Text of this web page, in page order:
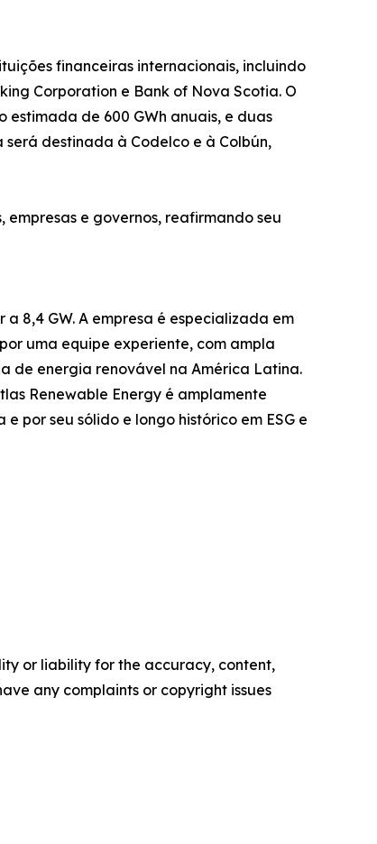
financeiras internacionais, incluindo
Corporation e Bank of Nova Scotia. O
de 600 GWh anuais, e duas
destinada à Codelco e à Colbún,
e governos, reafirmando seu
8,4 GW. A empresa é especializada em
uma equipe experiente, com ampla
de energia renovável na América Latina.
Renewable Energy é amplamente
por seu sólido e longo histórico em ESG e
or liability for the accuracy, content,
any complaints or copyright issues